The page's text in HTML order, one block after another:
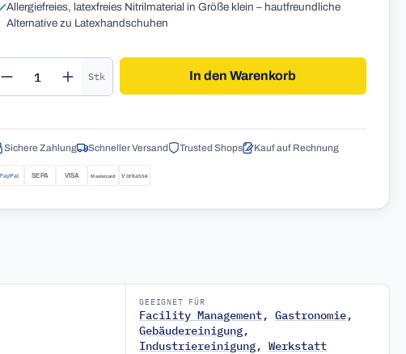
Allergiefreies, latexfreies Nitrilmaterial in Größe klein – hautfreundliche
Alternative zu Latexhandschuhen
Produkt Anzahl: Gib den gewünschten Wert
Stk In den Warenkorb
Sichere Zahlung Schneller Versand Trusted Shops Kauf auf Rechnung
GEEIGNET FÜR
Facility Management,Gastronomie,
Gebäudereinigung,
Industriereinigung,Werkstatt